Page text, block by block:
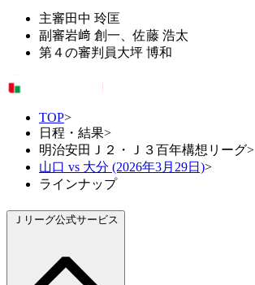
主審田中 玲匡
副審岩﨑 創一、佐藤 浩太
第４の審判員大坪 博和
TOP>
日程・結果>
明治安田Ｊ２・Ｊ３百年構想リーグ>
山口 vs 大分 (2026年3月29日)>
ラインナップ
Ｊリーグ公式サービス